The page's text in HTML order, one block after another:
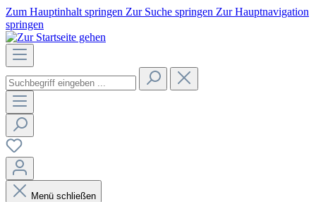
Zum Hauptinhalt springen Zur Suche springen Zur Hauptnavigation
springen
Menü schließen